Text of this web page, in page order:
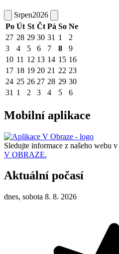
Srpen2026
Po Út St Čt Pá So Ne
27 28 29 30 31 1
2
3
4 5 6 7 8
9
10 11 12 13 14 15 16
17 18 19 20 21 22 23
24 25 26 27 28 29 30
31 1 2 3 4 5 6
Mobilní aplikace
Sledujte informace z našeho webu v
V OBRAZE.
Aktuální počasí
dnes, sobota 8. 8. 2026